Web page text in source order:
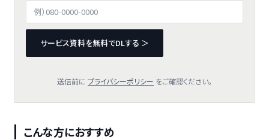
サービス資料を無料でDLする ＞
送信前に プライバシーポリシー をご確認ください。
こんな方におすすめ